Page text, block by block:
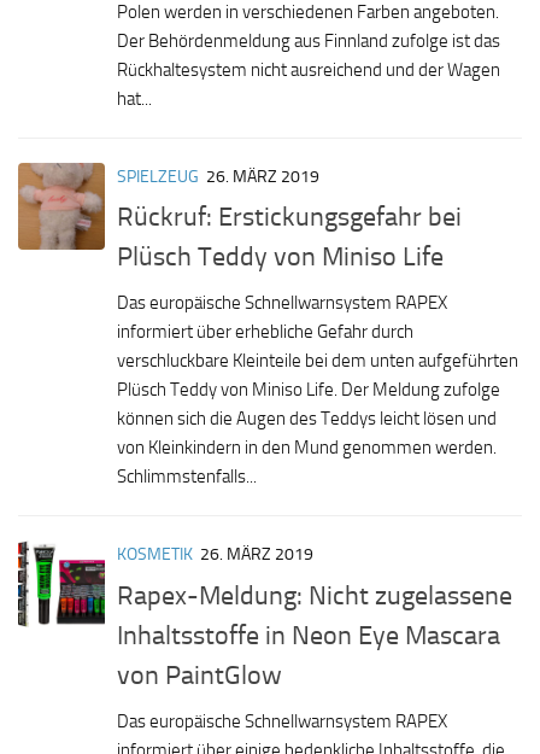
Polen werden in verschiedenen Farben angeboten.
Der Behördenmeldung aus Finnland zufolge ist das
Rückhaltesystem nicht ausreichend und der Wagen
hat...
SPIELZEUG 26. MÄRZ 2019
Rückruf: Erstickungsgefahr bei
Plüsch Teddy von Miniso Life
Das europäische Schnellwarnsystem RAPEX
informiert über erhebliche Gefahr durch
verschluckbare Kleinteile bei dem unten aufgeführten
Plüsch Teddy von Miniso Life. Der Meldung zufolge
können sich die Augen des Teddys leicht lösen und
von Kleinkindern in den Mund genommen werden.
Schlimmstenfalls...
KOSMETIK 26. MÄRZ 2019
Rapex-Meldung: Nicht zugelassene
Inhaltsstoffe in Neon Eye Mascara
von PaintGlow
Das europäische Schnellwarnsystem RAPEX